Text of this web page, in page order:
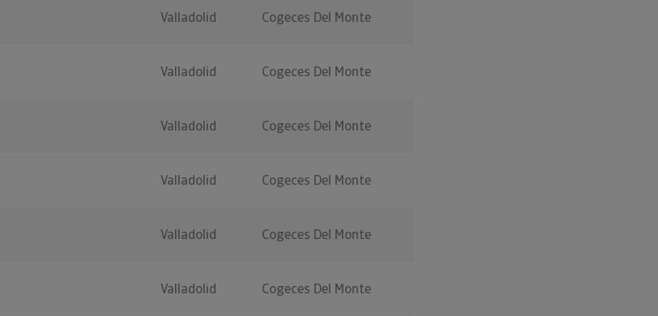
Valladolid Cogeces Del Monte
Valladolid Cogeces Del Monte
Valladolid Cogeces Del Monte
Valladolid Cogeces Del Monte
Valladolid Cogeces Del Monte
Valladolid Cogeces Del Monte